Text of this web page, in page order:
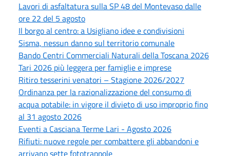
Lavori di asfaltatura sulla SP 48 del Montevaso dalle
ore 22 del 5 agosto
Il borgo al centro: a Usigliano idee e condivisioni
Sisma, nessun danno sul territorio comunale
Bando Centri Commerciali Naturali della Toscana 2026
Tari 2026 più leggera per famiglie e imprese
Ritiro tesserini venatori – Stagione 2026/2027
Ordinanza per la razionalizzazione del consumo di
acqua potabile: in vigore il divieto di uso improprio fino
al 31 agosto 2026
Eventi a Casciana Terme Lari - Agosto 2026
Rifiuti: nuove regole per combattere gli abbandoni e
arrivano sette fototrappole